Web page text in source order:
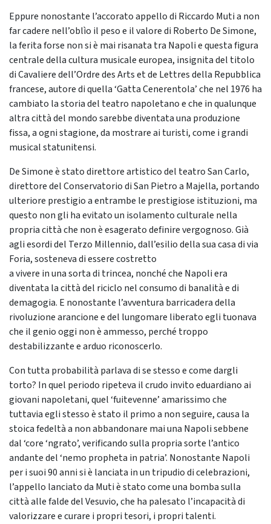
Eppure nonostante l’accorato appello di Riccardo Muti a non
far cadere nell’oblìo il peso e il valore di Roberto De Simone,
la ferita forse non si è mai risanata tra Napoli e questa figura
centrale della cultura musicale europea, insignita del titolo
di Cavaliere dell’Ordre des Arts et de Lettres della Repubblica
francese, autore di quella ‘Gatta Cenerentola’ che nel 1976 ha
cambiato la storia del teatro napoletano e che in qualunque
altra città del mondo sarebbe diventata una produzione
fissa, a ogni stagione, da mostrare ai turisti, come i grandi
musical statunitensi.
De Simone è stato direttore artistico del teatro San Carlo,
direttore del Conservatorio di San Pietro a Majella, portando
ulteriore prestigio a entrambe le prestigiose istituzioni, ma
questo non gli ha evitato un isolamento culturale nella
propria città che non è esagerato definire vergognoso. Già
agli esordi del Terzo Millennio, dall’esilio della sua casa di via
Foria, sosteneva di essere costretto
a vivere in una sorta di trincea, nonché che Napoli era
diventata la città del riciclo nel consumo di banalità e di
demagogia. E nonostante l’avventura barricadera della
rivoluzione arancione e del lungomare liberato egli tuonava
che il genio oggi non è ammesso, perché troppo
destabilizzante e arduo riconoscerlo.
Con tutta probabilità parlava di se stesso e come dargli
torto? In quel periodo ripeteva il crudo invito eduardiano ai
giovani napoletani, quel ‘fuitevenne’ amarissimo che
tuttavia egli stesso è stato il primo a non seguire, causa la
stoica fedeltà a non abbandonare mai una Napoli sebbene
dal ‘core ‘ngrato’, verificando sulla propria sorte l’antico
andante del ‘nemo propheta in patria’. Nonostante Napoli
per i suoi 90 anni si è lanciata in un tripudio di celebrazioni,
l’appello lanciato da Muti è stato come una bomba sulla
città alle falde del Vesuvio, che ha palesato l’incapacità di
valorizzare e curare i propri tesori, i propri talenti.